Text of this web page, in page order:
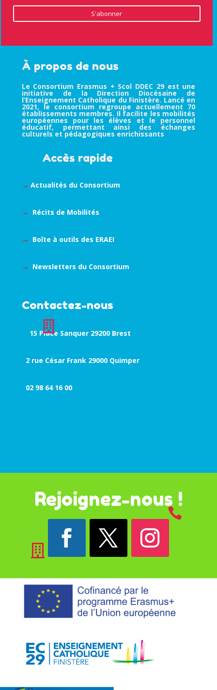
S'abonner
À propos de nous
Le Consortium Erasmus + Scol DDEC 29 est une
initiative de la Direction Diocésaine de
l’Enseignement Catholique du Finistère. Lancé en
2021, le consortium regroupe actuellement 70
établissements membres. Il facilite les mobilités
européennes pour les élèves et le personnel
éducatif, permettant ainsi des échanges
culturels et pédagogiques enrichissants
Accès rapide
→ Actualités du Consortium
→ Récits de Mobilités
→ Boîte à outils des ERAEI
→ Newsletters du Consortium
Contactez-nous
15 Place Sanquer 29200 Brest
2 rue César Frank 29000 Quimper
02 98 64 16 00

Rejoignez-nous !

